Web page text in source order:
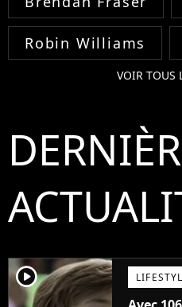
Robin Williams
VOIR TOUS
player2